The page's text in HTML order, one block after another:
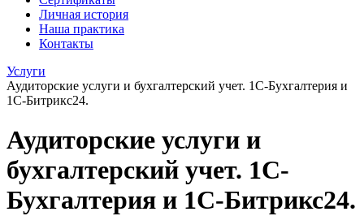
Личная история
Наша практика
Контакты
Услуги
Аудиторские услуги и бухгалтерский учет. 1С-Бухгалтерия и
1С-Битрикс24.
Аудиторские услуги и
бухгалтерский учет. 1С-
Бухгалтерия и 1С-Битрикс24.